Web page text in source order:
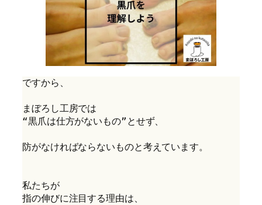
ですから、
まぼろし工房では
“黒爪は仕方がないもの”とせず、
防がなければならないものと考えています。
私たちが
指の伸びに注目する理由は、